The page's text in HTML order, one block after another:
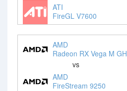
ATI
FireGL V7600
AMD
Radeon RX Vega M GH
vs
AMD
FireStream 9250